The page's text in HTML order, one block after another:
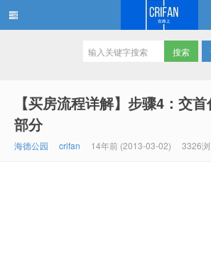
【买房流程详解】步骤4：交
部分
海德公园 crifan 14年前 (2013-03-02) 3326